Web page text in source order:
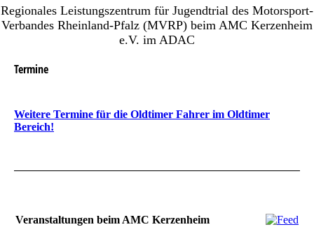
Regionales Leistungszentrum für Jugendtrial des Motorsport-
Verbandes Rheinland-Pfalz (MVRP) beim AMC Kerzenheim
e.V. im ADAC
Termine
Weitere Termine für die Oldtimer Fahrer im Oldtimer
Bereich!
Veranstaltungen beim AMC Kerzenheim